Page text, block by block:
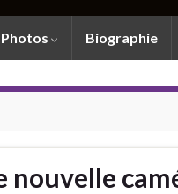
Photos Biographie
nouvelle